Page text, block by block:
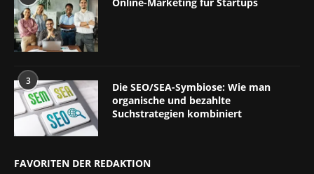
3
Die SEO/SEA-Symbiose: Wie man
organische und bezahlte
Suchstrategien kombiniert
FAVORITEN DER REDAKTION